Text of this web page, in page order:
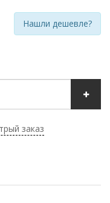
Нашли дешевле?
заказ